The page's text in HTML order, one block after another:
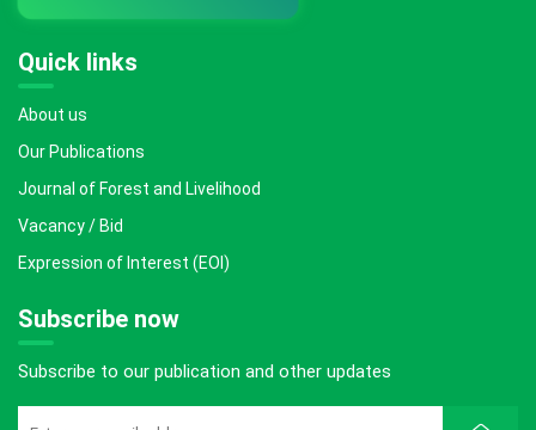
Quick links
About us
Our Publications
Journal of Forest and Livelihood
Vacancy / Bid
Expression of Interest (EOI)
Subscribe now
Subscribe to our publication and other updates